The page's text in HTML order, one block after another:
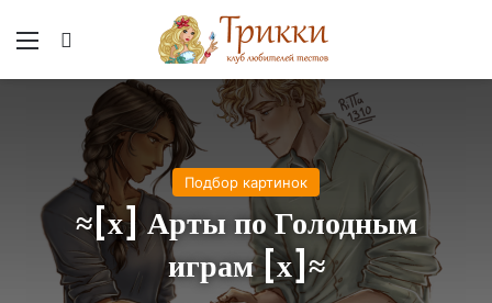
Меню
Подбор картинок
≈[х] Арты по Голодным
играм [х]≈